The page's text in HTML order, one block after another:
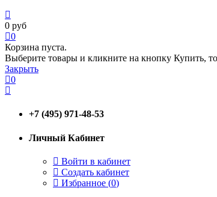
0 руб
0
Корзина пуста.
Выберите товары и кликните на кнопку Купить,
Закрыть
0
+7 (495) 971-48-53
Личный Кабинет
Войти в кабинет
Создать кабинет
Избранное (0)